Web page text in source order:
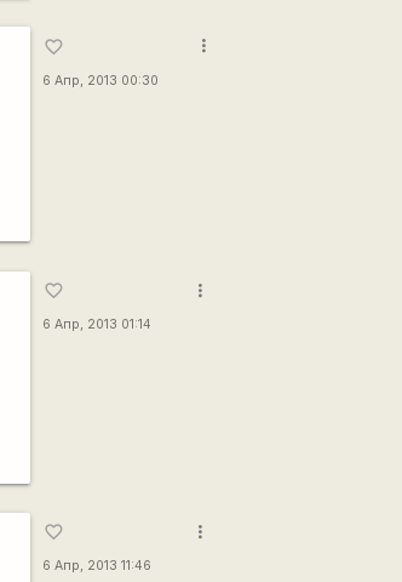
favorite_border
6 Апр, 2013 00:30
more_vert
favorite_border
6 Апр, 2013 01:14
more_vert
favorite_border
6 Апр, 2013 11:46
more_vert